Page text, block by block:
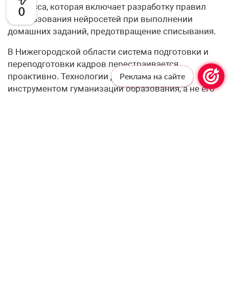
0
процесса, которая включает разработку правил
использования нейросетей при выполнении
домашних заданий, предотвращение списывания.
В Нижегородской области система подготовки и
переподготовки кадров перестраивается
проактивно. Технологии должны служить
инструментом гуманизации образования, а не его
Реклама на сайте